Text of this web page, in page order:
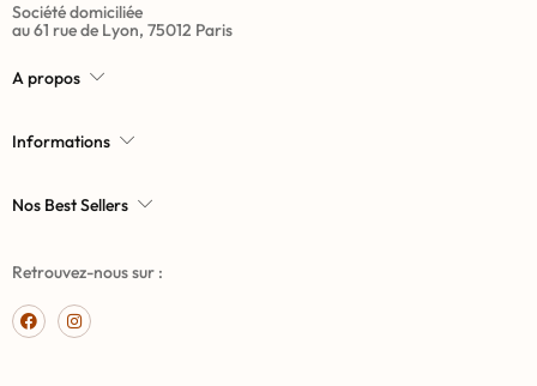
Société domiciliée
au 61 rue de Lyon, 75012 Paris
A propos
Informations
Nos Best Sellers
Retrouvez-nous sur :